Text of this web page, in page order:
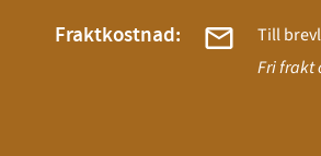
Fraktkostnad:
Till
Fri frakt